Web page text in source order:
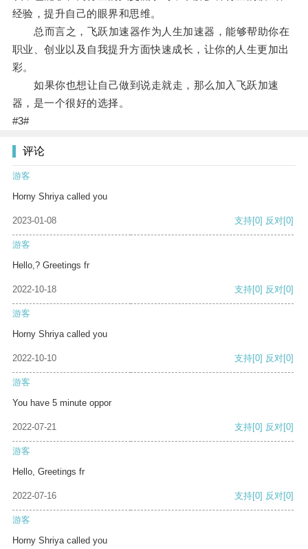
经验，提升自己的眼界和思维。
总而言之，飞跃加速器作为人生加速器，能够帮助你在
职业、创业以及自我提升方面快速成长，让你的人生更加出
彩。
如果你也想让自己做到说走就走，那么加入飞跃加速
器，是一个很好的选择。
#3#
评论
游客
Horny Shriya called you
2023-01-08 支持[0] 反对[0]
游客
Hello,? Greetings fr
2022-10-18 支持[0] 反对[0]
游客
Horny Shriya called you
2022-10-10 支持[0] 反对[0]
游客
You have 5 minute oppor
2022-07-21 支持[0] 反对[0]
游客
Hello, Greetings fr
2022-07-16 支持[0] 反对[0]
游客
Horny Shriya called you